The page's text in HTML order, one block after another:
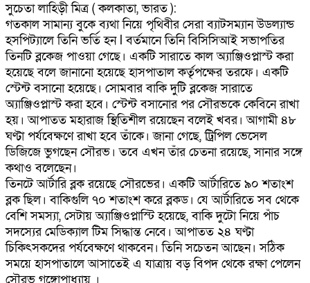
সুচেতা লাহিড়ী মিত্র ( কলকাতা, ভারত ):
গতকাল সামান্য বুকে ব্যথা নিয়ে পৃথিবীর সেরা ব্যাটসম্যান উডল্যান্ড
হসপিট্যালে তিনি ভর্তি হন l বর্তমানে তিনি বিসিসিআই সভাপতির
তিনটি ব্লকেজ পাওয়া গেছে। একটি সারাতে কাল অ্যাঞ্জিওপ্লাস্ট করা
হয়েছে বলে জানানো হয়েছে হাসপাতাল কর্তৃপক্ষের তরফে। একটি
স্টেন্ট বসানো হয়েছে। সোমবার বাকি দুটি ব্লকেজ সারাতে
অ্যাঞ্জিওপ্লাস্ট করা হবে। স্টেন্ট বসানোর পর সৌরভকে কেবিনে রাখা
হয়। আপাতত মহারাজ স্থিতিশীল রয়েছেন বলেই খবর। আগামী ৪৮
ঘণ্টা পর্যবেক্ষণে রাখা হবে তাঁকে। জানা গেছে, ট্রিপিল ভেসেল
ডিজিজে ভুগছেন সৌরভ। তবে এখন তাঁর চেতনা রয়েছে, সানার সঙ্গে
কথাও বলেছেন।
তিনটে আর্টারি ব্লক রয়েছে সৌরভের। একটি আর্টারিতে ৯০ শতাংশ
ব্লক ছিল। বাকিগুলি ৭০ শতাংশ করে ব্লকড। যে আর্টারিতে সব থেকে
বেশি সমস্যা, সেটায় অ্যাঞ্জিওপ্লাস্টি হয়েছে, বাকি দুটো নিয়ে পাঁচ
সদস্যের মেডিক্যাল টিম সিদ্ধান্ত নেবে। আপাতত ২৪ ঘণ্টা
চিকিৎসকদের পর্যবেক্ষণে থাকবেন। তিনি সচেতন আছেন। সঠিক
সময়ে হাসপাতালে আসাতেই এ যাত্রায় বড় বিপদ থেকে রক্ষা পেলেন